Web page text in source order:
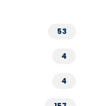
53
4
4